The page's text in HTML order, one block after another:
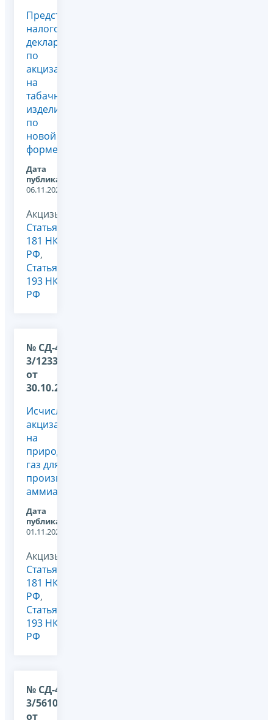
Представление
налоговой
декларации
по
акцизам
на
табачные
изделия
по
новой
форме
Дата
публикации:
06.11.2024
Акцизы,
Статья
181 НК
РФ,
Статья
193 НК
РФ
№ СД-4-
3/12338@
от
30.10.2024
Исчисление
акциза
на
природный
газ для
производства
аммиака
Дата
публикации:
01.11.2024
Акцизы,
Статья
181 НК
РФ,
Статья
193 НК
РФ
№ СД-4-
3/5610@
от